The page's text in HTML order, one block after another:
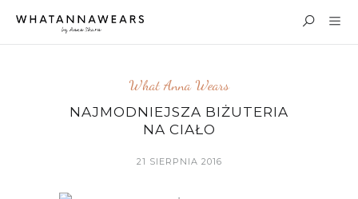
What Anna Wears
NAJMODNIEJSZA BIŻUTERIA
NA CIAŁO
21 SIERPNIA 2016